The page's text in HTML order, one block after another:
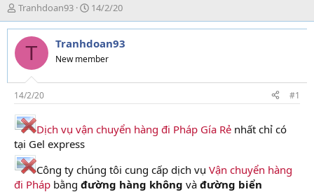
T
h
r
e
d
s
t
a
r
t
e
r
Tranhdoan93
N
g
à
y
g
i
14/2/20
T Tranhdoan93
New member
14/2/20 #1
Dịch vụ vận chuyển hàng đi Pháp Gía Rẻ nhất chỉ có
tại Gel express
Công ty chúng tôi cung cấp dịch vụ Vận chuyển hàng
đi Pháp bằng đường hàng không và đường biển